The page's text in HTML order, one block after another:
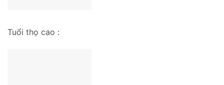
Tuổi thọ cao :